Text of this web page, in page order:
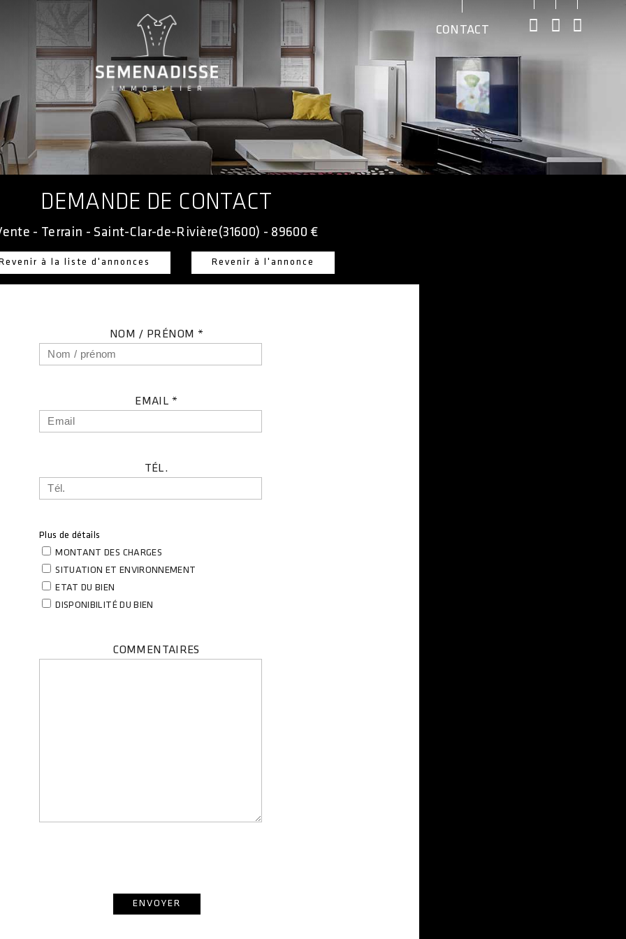
CONTACT
DEMANDE DE CONTACT
- Terrain - Saint-Clar-de-Rivière(31600) - 89600 €
à la liste d'annonces Revenir à l'annonce
NOM / PRÉNOM *
EMAIL *
TÉL.
Plus de détails
MONTANT DES CHARGES
SITUATION ET ENVIRONNEMENT
ETAT DU BIEN
DISPONIBILITÉ DU BIEN
COMMENTAIRES